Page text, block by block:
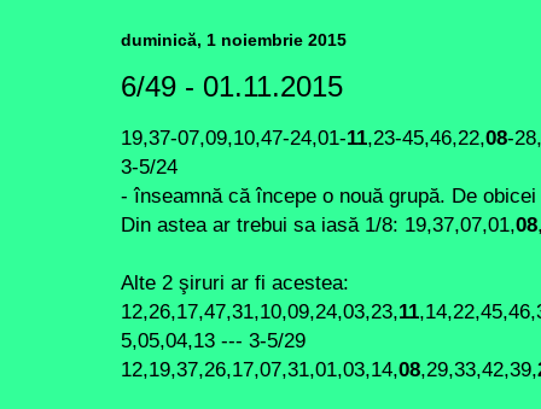
duminică, 1 noiembrie 2015
6/49 - 01.11.2015
19,37-07,09,10,47-24,01-11,23-45,46,22,08-
3-5/24
- înseamnă că începe o nouă grupă. De
Din astea ar trebui sa iasă 1/8: 19,37,07,01,08
Alte 2 şiruri ar fi acestea:
12,26,17,47,31,10,09,24,03,23,11
5,05,04,13 --- 3-5/29
12,19,37,26,17,07,31,01,03,14,08,29,33,42,39,